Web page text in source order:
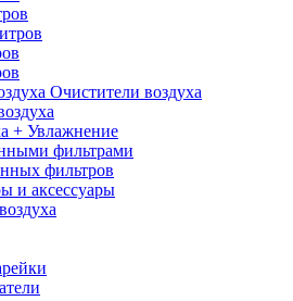
Очистители воздуха
+ Увлажнение
фильтрами
фильтров
и аксессуары